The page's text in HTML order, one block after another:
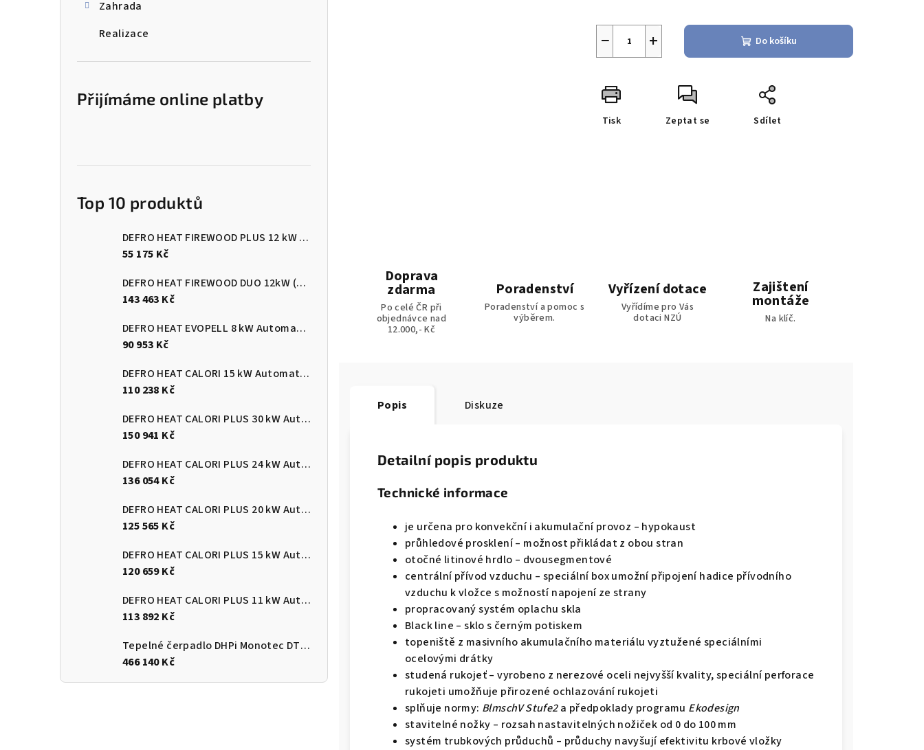
Zahrada
Realizace
Přijímáme online platby
Top 10 produktů
DEFRO HEAT FIREWOOD PLUS 12 kW Kotel na dřevo s ručním přikládáním
55 175 Kč
DEFRO HEAT FIREWOOD DUO 12kW (pelety/dřevo)
143 463 Kč
DEFRO HEAT EVOPELL 8 kW Automatický kotel na pelety
90 953 Kč
DEFRO HEAT CALORI 15 kW Automatický kotel na pelety
110 238 Kč
DEFRO HEAT CALORI PLUS 30 kW Automatický kotel na pelety
150 941 Kč
DEFRO HEAT CALORI PLUS 24 kW Automatický kotel na pelety
136 054 Kč
DEFRO HEAT CALORI PLUS 20 kW Automatický kotel na pelety
125 565 Kč
DEFRO HEAT CALORI PLUS 15 kW Automatický kotel na pelety
120 659 Kč
DEFRO HEAT CALORI PLUS 11 kW Automatický kotel na pelety
113 892 Kč
Tepelné čerpadlo DHPi Monotec DTi 200 12kW
466 140 Kč
+
− Do košíku
Tisk Zeptat se Sdílet
Doprava
zdarma
Po celé ČR při
objednávce nad
12.000,- Kč
Poradenství
Poradenství a pomoc s
výběrem.
Vyřízení dotace
Vyřídíme pro Vás
dotaci NZÚ
Zajištení
montáže
Na klíč.
Popis Diskuze
Detailní popis produktu
Technické informace
je určena pro konvekční i akumulační provoz – hypokaust
průhledové prosklení – možnost přikládat z obou stran
otočné litinové hrdlo – dvousegmentové
centrální přívod vzduchu – speciální box umožní připojení hadice přívodního
vzduchu k vložce s možností napojení ze strany
propracovaný systém oplachu skla
Black line – sklo s černým potiskem
topeniště z masivního akumulačního materiálu vyztužené speciálními
ocelovými drátky
studená rukojeť – vyrobeno z nerezové oceli nejvyšší kvality, speciální perforace
rukojeti umožňuje přirozené ochlazování rukojeti
splňuje normy: BlmschV Stufe2a předpoklady programu Ekodesign
stavitelné nožky – rozsah nastavitelných nožiček od 0 do 100 mm
systém trubkových průduchů – průduchy navyšují efektivitu krbové vložky